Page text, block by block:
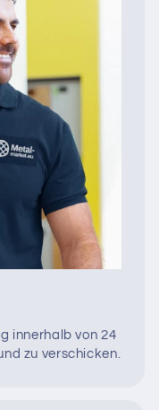
innerhalb von 24
zu verschicken.